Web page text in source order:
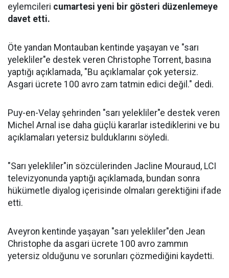
eylemcileri cumartesi yeni bir gösteri düzenlemeye
davet etti.
Öte yandan Montauban kentinde yaşayan ve "sarı
yelekliler"e destek veren Christophe Torrent, basına
yaptığı açıklamada, "Bu açıklamalar çok yetersiz.
Asgari ücrete 100 avro zam tatmin edici değil." dedi.
Puy-en-Velay şehrinden "sarı yelekliler"e destek veren
Michel Arnal ise daha güçlü kararlar istediklerini ve bu
açıklamaları yetersiz bulduklarını söyledi.
"Sarı yelekliler"in sözcülerinden Jacline Mouraud, LCI
televizyonunda yaptığı açıklamada, bundan sonra
hükümetle diyalog içerisinde olmaları gerektiğini ifade
etti.
Aveyron kentinde yaşayan "sarı yelekliler"den Jean
Christophe da asgari ücrete 100 avro zammın
yetersiz olduğunu ve sorunları çözmediğini kaydetti.